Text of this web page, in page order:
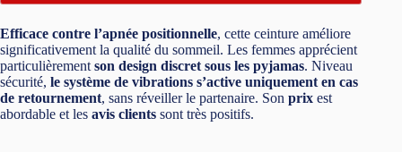
Efficace contre l’apnée positionnelle, cette ceinture améliore
significativement la qualité du sommeil. Les femmes apprécient
particulièrement son design discret sous les pyjamas. Niveau
sécurité, le système de vibrations s’active uniquement en cas
de retournement, sans réveiller le partenaire. Son prix est
abordable et les avis clients sont très positifs.